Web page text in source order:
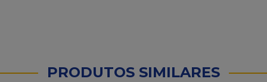
PRODUTOS SIMILARES